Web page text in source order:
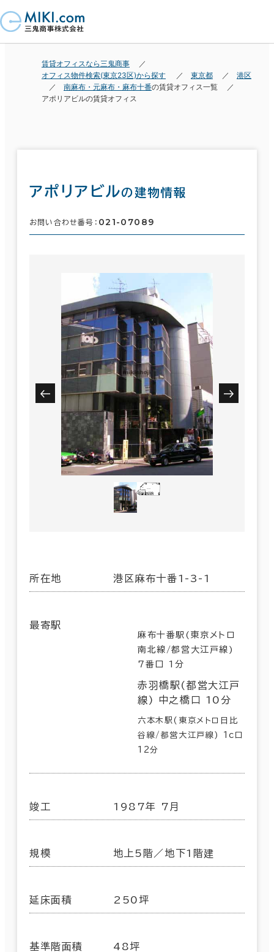
賃貸オフィスなら三鬼商事
オフィス物件検索(東京23区)から探す
東京都
港区
南麻布・元麻布・麻布十番の賃貸オフィス一覧
アポリアビルの賃貸オフィス
アポリアビルの建物情報
お問い合わせ番号： 021-07089
所在地 港区麻布十番1-3-1
最寄駅
麻布十番駅(東京メトロ
南北線/都営大江戸線)
7番口 1分
赤羽橋駅(都営大江戸
線) 中之橋口 10分
六本木駅(東京メトロ日比
谷線/都営大江戸線) 1c口
12分
竣工 1987年 7月
規模 地上5階／地下1階建
延床面積 250坪
基準階面積 48坪